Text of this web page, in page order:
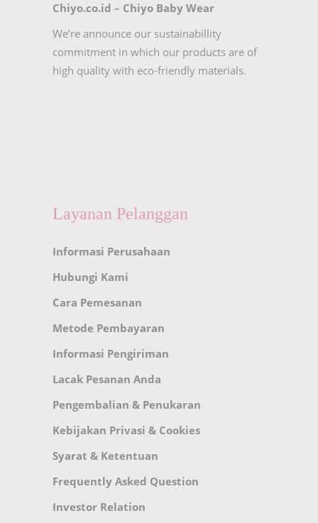
Chiyo.co.id – Chiyo Baby Wear
We’re announce our sustainabillity
commitment in which our products are of
high quality with eco-friendly materials.
Layanan Pelanggan
Informasi Perusahaan
Hubungi Kami
Cara Pemesanan
Metode Pembayaran
Informasi Pengiriman
Lacak Pesanan Anda
Pengembalian & Penukaran
Kebijakan Privasi & Cookies
Syarat & Ketentuan
Frequently Asked Question
Investor Relation